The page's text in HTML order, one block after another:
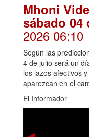
Mhoni
sábado 04
2026 06:10
Según las
4 de julio será un
los lazos afectivos
aparezcan en el
El Informador